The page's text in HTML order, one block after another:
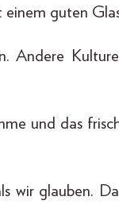
guten
Andere
und das
wir glauben.